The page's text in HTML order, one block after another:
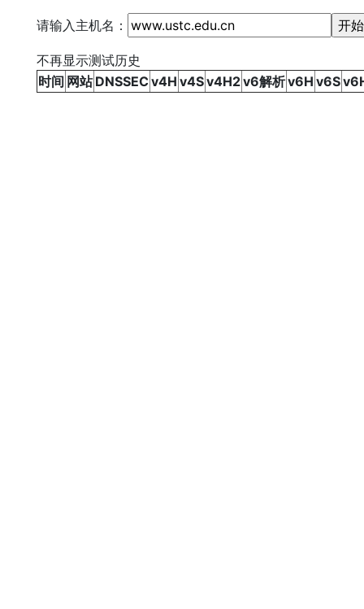
请输入主机名：
不再显示测试历史
时间 网站 DNSSECv4H v4Sv4H2v6解析v6H v6S